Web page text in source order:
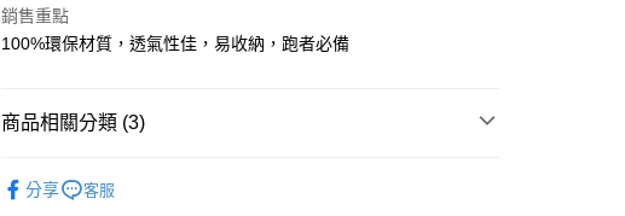
每筆NT$100，滿NT$3,500(含以上)免運費
銷售重點
100%環保材質，透氣性佳，易收納，跑者必備
商品相關分類 (3)
分享 客服